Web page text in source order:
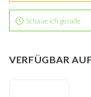
Schaue ich gerade
VERFÜGBAR